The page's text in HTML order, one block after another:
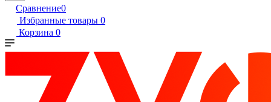
Сравнение0
Избранные товары 0
Корзина 0